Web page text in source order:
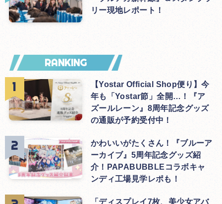
リー現地レポート！
RANKING
【Yostar Official Shop便り】今
年も「Yostar節」全開…！『ア
ズールレーン』8周年記念グッズ
の通販が予約受付中！
かわいいがたくさん！『ブルーア
ーカイブ』5周年記念グッズ紹
介！PAPABUBBLEコラボキャ
ンディ工場見学レポも！
「ディスプレイ7枚、美少女アバ